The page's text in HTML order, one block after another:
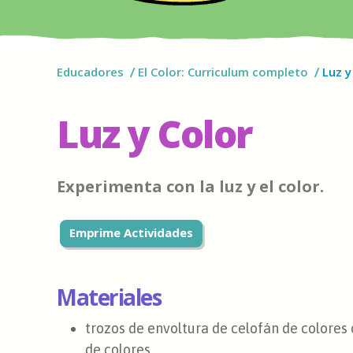
Educadores El Color: Curriculum completo Luz
Luz y Color
Experimenta con la luz y el color.
Emprime Actividades
Materiales
trozos de envoltura de celofán de
de colores